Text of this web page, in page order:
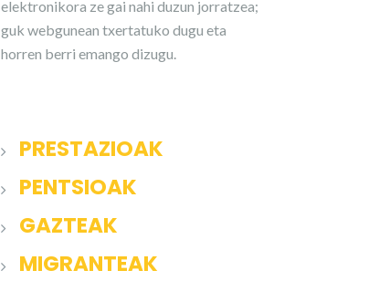
elektronikora ze gai nahi duzun jorratzea;
guk webgunean txertatuko dugu eta
horren berri emango dizugu.
PRESTAZIOAK
PENTSIOAK
GAZTEAK
MIGRANTEAK